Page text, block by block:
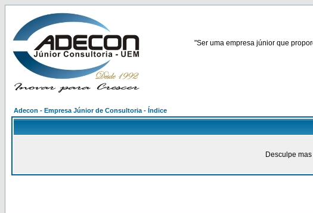
"Ser uma empresa júnior que
Adecon - Empresa Júnior de Consultoria - Índice
Desculpe